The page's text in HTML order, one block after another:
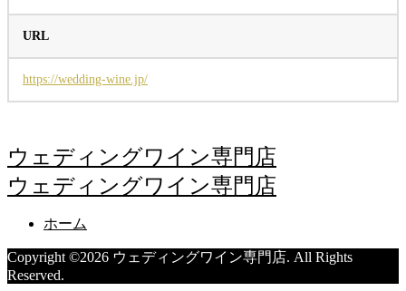
URL
https://wedding-wine.jp/
ウェディングワイン専門店
ウェディングワイン専門店
ホーム
Copyright ©2026 ウェディングワイン専門店. All Rights
Reserved.